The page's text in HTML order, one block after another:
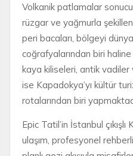
Volkanik patlamalar
rüzgar ve yağmurla
peri bacaları, bölgeyi
coğrafyalarından biri
kaya kiliseleri, antik
ise Kapadokya’yı kültür
rotalarından biri
Epic Tatil’in İstanbul
ulaşım, profesyonel